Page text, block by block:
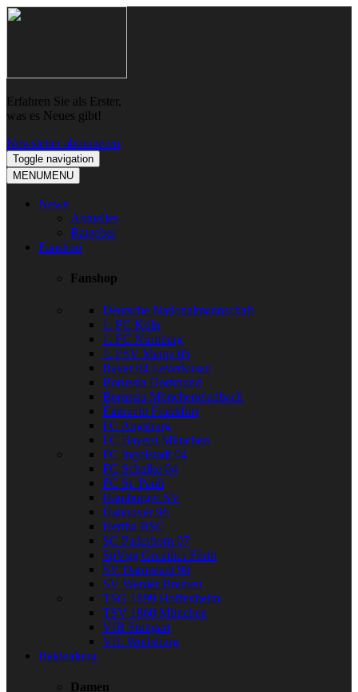
Skip
Skip
Erfahren Sie als Erster,
was es Neues gibt!
Newsletter abonnieren
Toggle navigation
MENUMENU
News
Aktuelles
Ratgeber
Fanshop
Fanshop
Deutsche Nationalmannschaft
1. FC Köln
1. FC Nürnberg
1. FSV Mainz 05
Bayer 04 Leverkusen
Borussia Dortmund
Borussia Mönchengladbach
Eintracht Frankfurt
FC Augsburg
FC Bayern München
FC Ingolstadt 04
FC Schalke 04
FC St. Pauli
Hamburger SV
Hannover 96
Hertha BSC
SC Paderborn 07
SpVgg Greuther Fürth
SV Darmstadt 98
SV Werder Bremen
TSG 1899 Hoffenheim
TSV 1860 München
VfB Stuttgart
VfL Wolfsburg
Bekleidung
Damen